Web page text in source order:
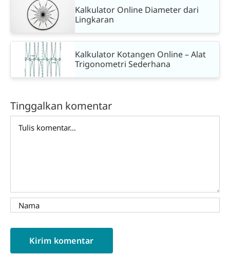
Kalkulator Online Diameter dari
Lingkaran
Kalkulator Kotangen Online – Alat
Trigonometri Sederhana
Tinggalkan komentar